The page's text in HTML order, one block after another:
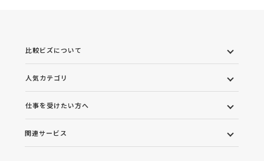
比較ビズについて
人気カテゴリ
仕事を受けたい方へ
関連サービス